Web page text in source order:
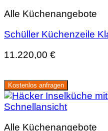
Alle Küchenangebote
Schüller Küchenzeile
11.220,00 €
Kostenlos anfragen
Schnellansicht
Alle Küchenangebote